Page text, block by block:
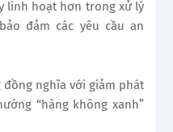
linh hoạt hơn trong xử lý
đảm các yêu cầu an
nghĩa với giảm phát
“hàng không xanh”